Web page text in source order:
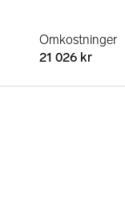
Omkostninger
21 026 kr